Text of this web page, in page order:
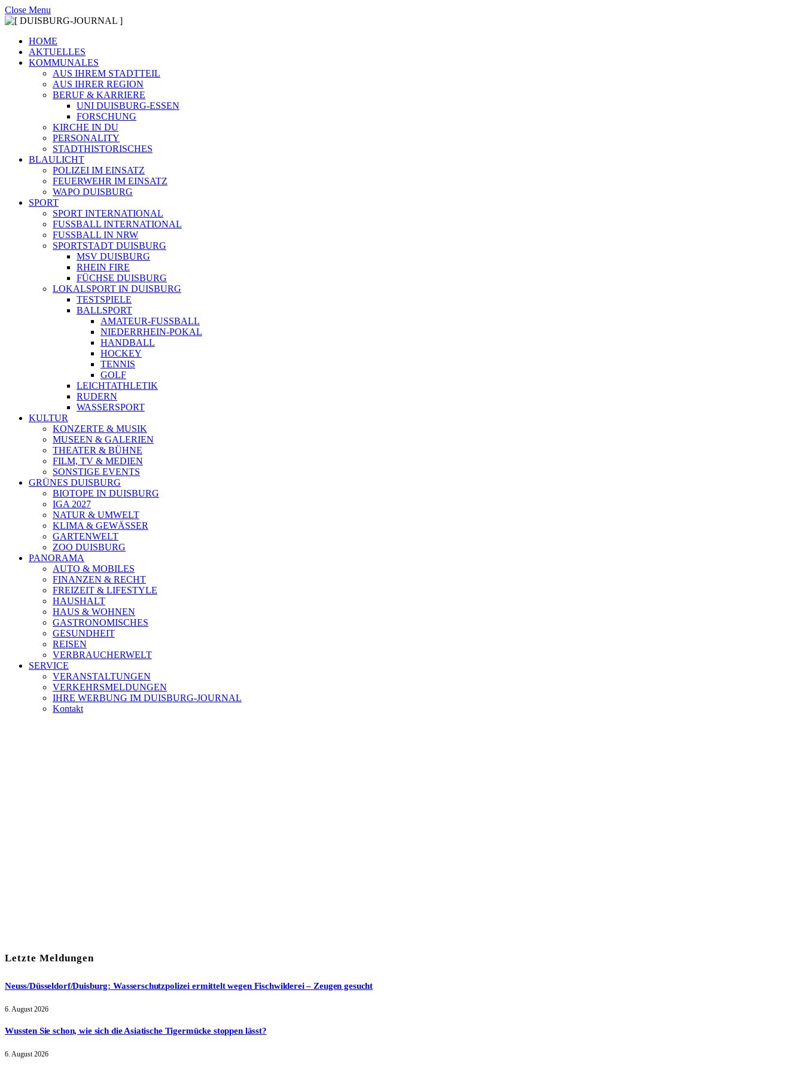
Close Menu
HOME
AKTUELLES
KOMMUNALES
AUS IHREM STADTTEIL
AUS IHRER REGION
BERUF & KARRIERE
UNI DUISBURG-ESSEN
FORSCHUNG
KIRCHE IN DU
PERSONALITY
STADTHISTORISCHES
BLAULICHT
POLIZEI IM EINSATZ
FEUERWEHR IM EINSATZ
WAPO DUISBURG
SPORT
SPORT INTERNATIONAL
FUSSBALL INTERNATIONAL
FUSSBALL IN NRW
SPORTSTADT DUISBURG
MSV DUISBURG
RHEIN FIRE
FÜCHSE DUISBURG
LOKALSPORT IN DUISBURG
TESTSPIELE
BALLSPORT
AMATEUR-FUSSBALL
NIEDERRHEIN-POKAL
HANDBALL
HOCKEY
TENNIS
GOLF
LEICHTATHLETIK
RUDERN
WASSERSPORT
KULTUR
KONZERTE & MUSIK
MUSEEN & GALERIEN
THEATER & BÜHNE
FILM, TV & MEDIEN
SONSTIGE EVENTS
GRÜNES DUISBURG
BIOTOPE IN DUISBURG
IGA 2027
NATUR & UMWELT
KLIMA & GEWÄSSER
GARTENWELT
ZOO DUISBURG
PANORAMA
AUTO & MOBILES
FINANZEN & RECHT
FREIZEIT & LIFESTYLE
HAUSHALT
HAUS & WOHNEN
GASTRONOMISCHES
GESUNDHEIT
REISEN
VERBRAUCHERWELT
SERVICE
VERANSTALTUNGEN
VERKEHRSMELDUNGEN
IHRE WERBUNG IM DUISBURG-JOURNAL
Kontakt
Letzte Meldungen
Neuss/Düsseldorf/Duisburg: Wasserschutzpolizei ermittelt wegen Fischwilderei – Zeugen gesucht
6. August 2026
Wussten Sie schon, wie sich die Asiatische Tigermücke stoppen lässt?
6. August 2026